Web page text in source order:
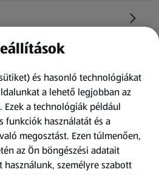
és hasonló technológiákat
a lehető legjobban az
Ezek a technológiák például
funkciók használatát és a
megosztást. Ezen túlmenően,
az Ön böngészési adatait
személyre szabott